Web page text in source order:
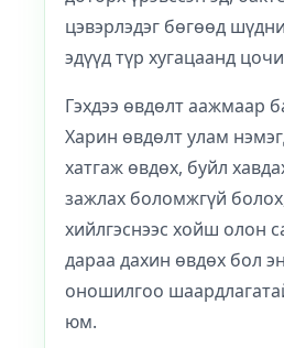
цэвэрлэдэг бөгөөд
эдүүд түр хугацаанд
Гэхдээ өвдөлт аажмаар
Харин өвдөлт улам
хатгаж өвдөх, буйл
зажлах боломжгүй
хийлгэснээс хойш олон
дараа дахин өвдөх бол
оношилгоо
юм.